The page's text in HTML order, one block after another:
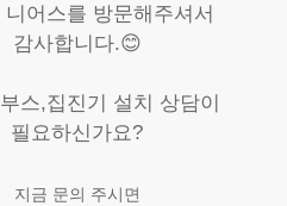
니어스를 방문해주셔서
감사합니다.😊
스,집진기 설치 상담이
필요하신가요?
지금 문의 주시면